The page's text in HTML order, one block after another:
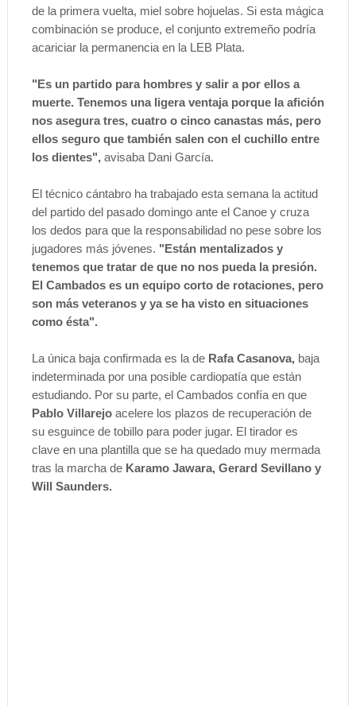
de la primera vuelta, miel sobre hojuelas. Si esta mágica
combinación se produce, el conjunto extremeño podría
acariciar la permanencia en la LEB Plata.
"Es un partido para hombres y salir a por ellos a
muerte. Tenemos una ligera ventaja porque la afición
nos asegura tres, cuatro o cinco canastas más, pero
ellos seguro que también salen con el cuchillo entre
los dientes", avisaba Dani García.
El técnico cántabro ha trabajado esta semana la actitud
del partido del pasado domingo ante el Canoe y cruza
los dedos para que la responsabilidad no pese sobre los
jugadores más jóvenes. "Están mentalizados y
tenemos que tratar de que no nos pueda la presión.
El Cambados es un equipo corto de rotaciones, pero
son más veteranos y ya se ha visto en situaciones
como ésta".
La única baja confirmada es la de Rafa Casanova,baja
indeterminada por una posible cardiopatía que están
estudiando. Por su parte, el Cambados confía en que
Pablo Villarejoacelere los plazos de recuperación de
su esguince de tobillo para poder jugar. El tirador es
clave en una plantilla que se ha quedado muy mermada
tras la marcha de Karamo Jawara, Gerard Sevillano y
Will Saunders.